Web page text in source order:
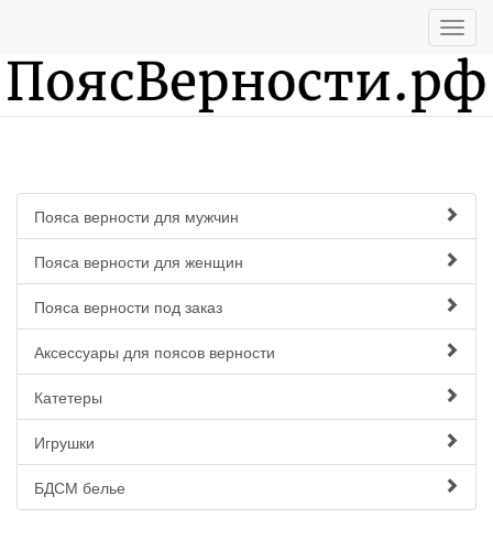
Пояса верности для мужчин
Пояса верности для женщин
Пояса верности под заказ
Аксессуары для поясов верности
Катетеры
Игрушки
БДСМ белье